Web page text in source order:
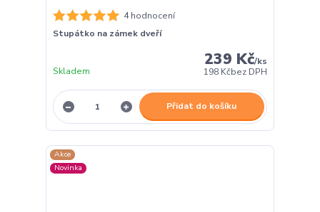
4 hodnocení
Stupátko na zámek dveří
239 Kč/ks
198 Kčbez DPH
Skladem
Přidat do košíku
Akce
Novinka